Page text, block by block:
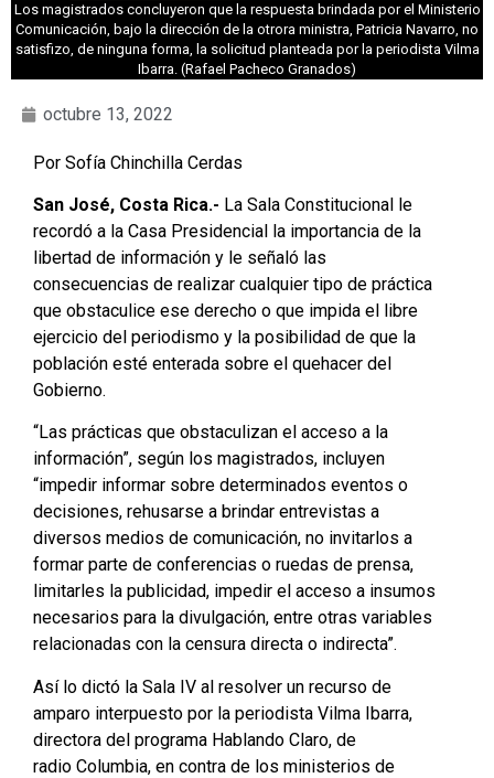
Los magistrados concluyeron que la respuesta brindada por el Ministerio
Comunicación, bajo la dirección de la otrora ministra, Patricia Navarro, no
satisfizo, de ninguna forma, la solicitud planteada por la periodista Vilma
Ibarra. (Rafael Pacheco Granados)
octubre 13, 2022
Por Sofía Chinchilla Cerdas
San José, Costa Rica.- La Sala Constitucional le
recordó a la Casa Presidencial la importancia de la
libertad de información y le señaló las
consecuencias de realizar cualquier tipo de práctica
que obstaculice ese derecho o que impida el libre
ejercicio del periodismo y la posibilidad de que la
población esté enterada sobre el quehacer del
Gobierno.
“Las prácticas que obstaculizan el acceso a la
información”, según los magistrados, incluyen
“impedir informar sobre determinados eventos o
decisiones, rehusarse a brindar entrevistas a
diversos medios de comunicación, no invitarlos a
formar parte de conferencias o ruedas de prensa,
limitarles la publicidad, impedir el acceso a insumos
necesarios para la divulgación, entre otras variables
relacionadas con la censura directa o indirecta”.
Así lo dictó la Sala IV al resolver un recurso de
amparo interpuesto por la periodista Vilma Ibarra,
directora del programa Hablando Claro, de
radio Columbia, en contra de los ministerios de